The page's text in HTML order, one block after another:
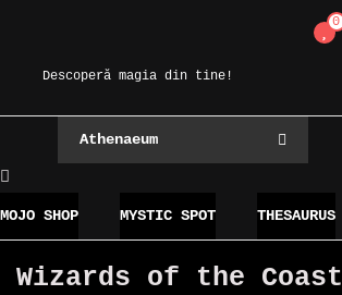
contentDescoperă magia din tine!
0
Athenaeum
MOJO SHOP MYSTIC SPOT THESAURUS
Wizards of the Coast